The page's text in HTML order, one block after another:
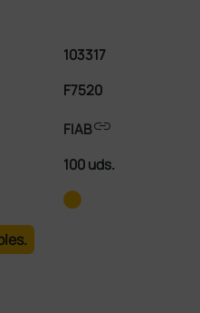
103317
F7520
FIABlink
100 uds.